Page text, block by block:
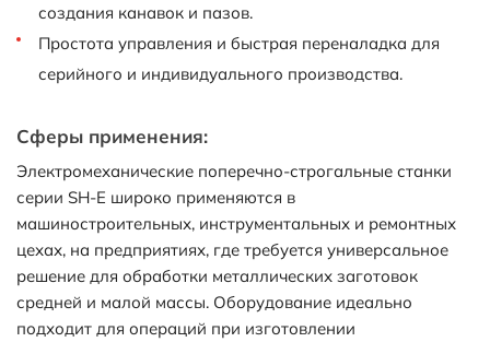
создания канавок и пазов.
Простота управления и быстрая переналадка для
серийного и индивидуального производства.
Сферы применения:
Электромеханические поперечно-строгальные станки
серии SH-E широко применяются в
машиностроительных, инструментальных и ремонтных
цехах, на предприятиях, где требуется универсальное
решение для обработки металлических заготовок
средней и малой массы. Оборудование идеально
подходит для операций при изготовлении